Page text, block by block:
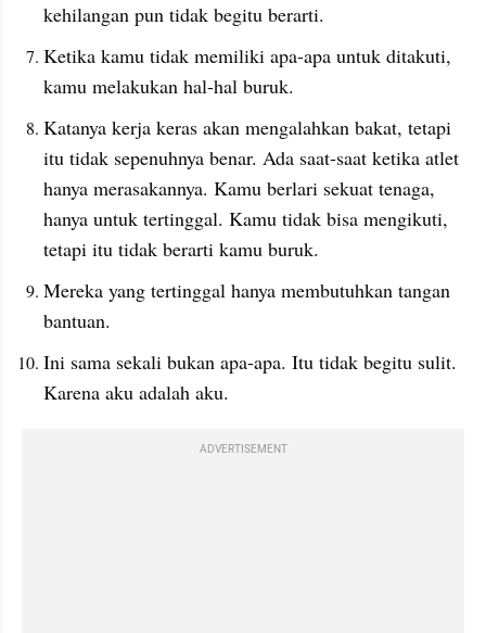
kehilangan pun tidak begitu berarti.
Ketika kamu tidak memiliki apa-apa untuk ditakuti,
kamu melakukan hal-hal buruk.
Katanya kerja keras akan mengalahkan bakat, tetapi
itu tidak sepenuhnya benar. Ada saat-saat ketika atlet
hanya merasakannya. Kamu berlari sekuat tenaga,
hanya untuk tertinggal. Kamu tidak bisa mengikuti,
tetapi itu tidak berarti kamu buruk.
Mereka yang tertinggal hanya membutuhkan tangan
bantuan.
Ini sama sekali bukan apa-apa. Itu tidak begitu sulit.
Karena aku adalah aku.
ADVERTISEMENT